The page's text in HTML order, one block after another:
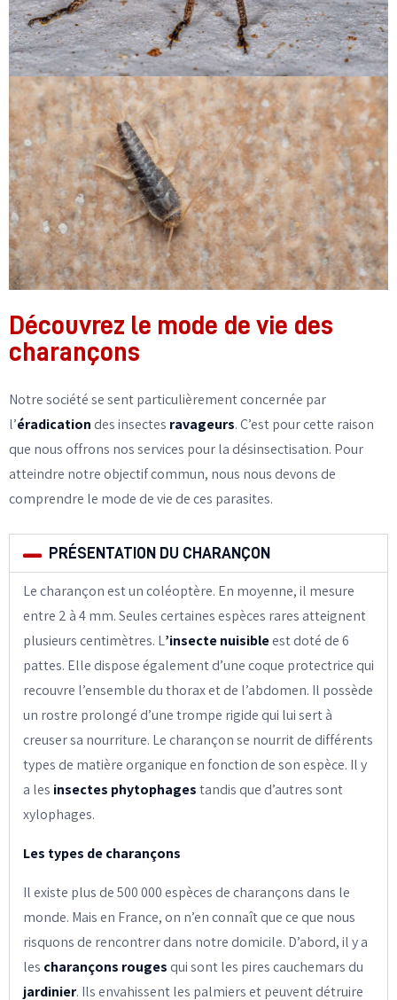
Découvrez le mode de vie des
charançons
Notre société se sent particulièrement concernée par
l’éradication des insectes ravageurs. C’est pour cette raison
que nous offrons nos services pour la désinsectisation. Pour
atteindre notre objectif commun, nous nous devons de
comprendre le mode de vie de ces parasites.
PRÉSENTATION DU CHARANÇON
Le charançon est un coléoptère. En moyenne, il mesure
entre 2 à 4 mm. Seules certaines espèces rares atteignent
plusieurs centimètres. L’insecte nuisible est doté de 6
pattes. Elle dispose également d’une coque protectrice qui
recouvre l’ensemble du thorax et de l’abdomen. Il possède
un rostre prolongé d’une trompe rigide qui lui sert à
creuser sa nourriture. Le charançon se nourrit de différents
types de matière organique en fonction de son espèce. Il y
a les insectes phytophages tandis que d’autres sont
xylophages.
Les types de charançons
Il existe plus de 500 000 espèces de charançons dans le
monde. Mais en France, on n’en connaît que ce que nous
risquons de rencontrer dans notre domicile. D’abord, il y a
les charançons rouges qui sont les pires cauchemars du
jardinier. Ils envahissent les palmiers et peuvent détruire